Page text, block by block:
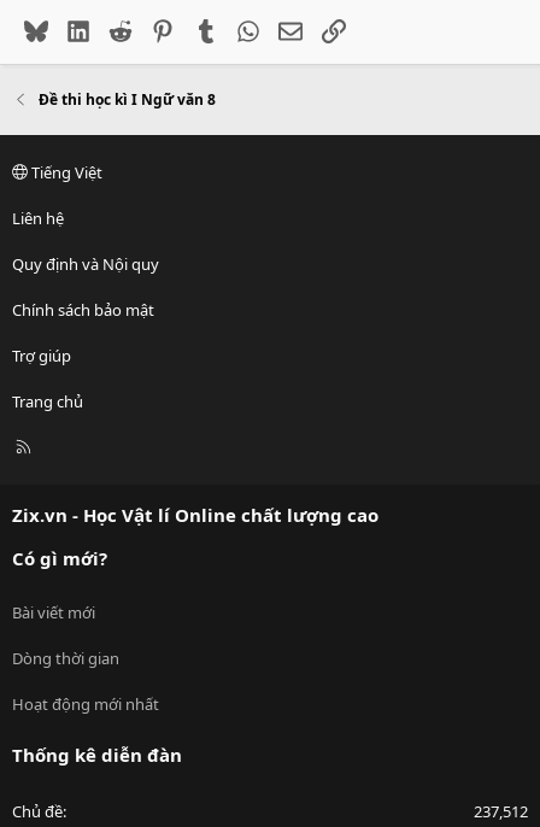
BlueskyLinkedIn
Reddit PinterestTumblr WhatsApp
EmailLink
Đề thi học kì I Ngữ văn 8
Tiếng Việt
Liên hệ
Quy định và Nội quy
Chính sách bảo mật
Trợ giúp
Trang chủ
R
Zix.vn - Học Vật lí Online chất lượng cao
Có gì mới?
Bài viết mới
Dòng thời gian
Hoạt động mới nhất
Thống kê diễn đàn
Chủ đề 237,512